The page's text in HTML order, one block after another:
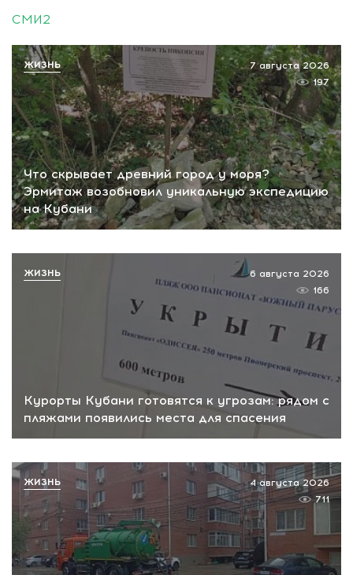
СМИ2
Что скрывает древний город у моря?
Эрмитаж возобновил уникальную экспедицию
на Кубани
7 августа 2026
197
ЖИЗНЬ
Курорты Кубани готовятся к угрозам: рядом с
пляжами появились места для спасения
6 августа 2026
166
ЖИЗНЬ
4 августа 2026
711
ЖИЗНЬ